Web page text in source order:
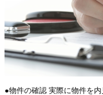
●物件の確認 実際に物件を